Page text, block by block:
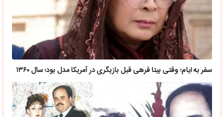
سفر به ایام؛ وقتی بیتا فرهی قبل بازیگری در آمریکا مدل بود؛ سال ۱۳۶۰